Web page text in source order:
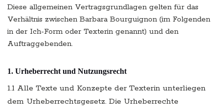
Diese allgemeinen Vertragsgrundlagen gelten für das
Verhältnis zwischen Barbara Bourguignon (im Folgenden
in der Ich-Form oder Texterin genannt) und den
Auftraggebenden.
1. Urheberrecht und Nutzungsrecht
1.1 Alle Texte und Konzepte der Texterin unterliegen
dem Urheberrechtsgesetz. Die Urheberrechte